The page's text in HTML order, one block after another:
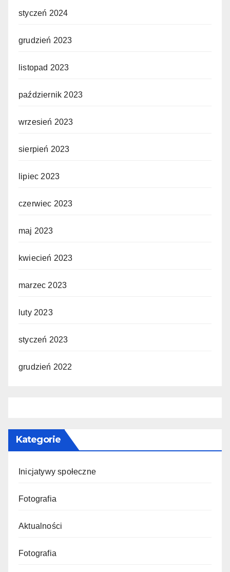
styczeń 2024
grudzień 2023
listopad 2023
październik 2023
wrzesień 2023
sierpień 2023
lipiec 2023
czerwiec 2023
maj 2023
kwiecień 2023
marzec 2023
luty 2023
styczeń 2023
grudzień 2022
Kategorie
Inicjatywy społeczne
Fotografia
Aktualności
Fotografia